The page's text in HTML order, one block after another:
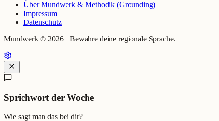
Über Mundwerk & Methodik (Grounding)
Impressum
Datenschutz
Mundwerk © 2026 - Bewahre deine regionale Sprache.
Sprichwort der Woche
Wie sagt man das bei dir?